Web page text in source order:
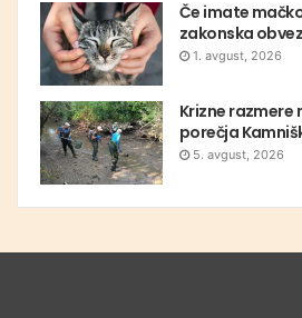
Če imate
zakonska
1. avgust, 2026
Krizne razmere
porečja
5. avgust, 2026